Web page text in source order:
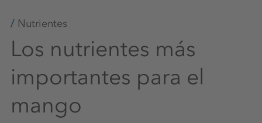
Nutrientes
Los nutrientes más
importantes para el
mango